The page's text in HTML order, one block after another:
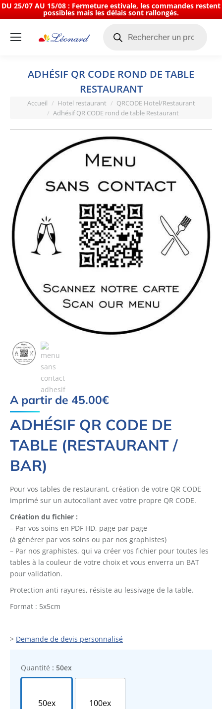
DU 25/07 AU 15/08 : Fermeture estivale, les commandes restent
possibles mais les délais sont rallongés.
produits
ADHÉSIF QR CODE ROND DE TABLE
RESTAURANT
Vous êtes ici :
Accueil Hotel restaurant
QRCODE Hotel/Restaurant
Adhésif QR CODE rond de table Restaurant
A partir de 45.00€
ADHÉSIF QR CODE DE
TABLE (RESTAURANT /
BAR)
Pour vos tables de restaurant, création de votre QR CODE
imprimé sur un autocollant avec votre propre QR CODE.
Création du fichier :
– Par vos soins en PDF HD, page par page
(à générer par vos soins ou par nos graphistes)
– Par nos graphistes, qui va créer vos fichier pour toutes les
tables à la couleur de votre choix et vous enverra un BAT
pour validation.
Protection anti rayures, résiste au lessivage de la table.
Format : 5x5cm
> Demande de devis personnalisé
Quantité : 50ex
50ex 100ex